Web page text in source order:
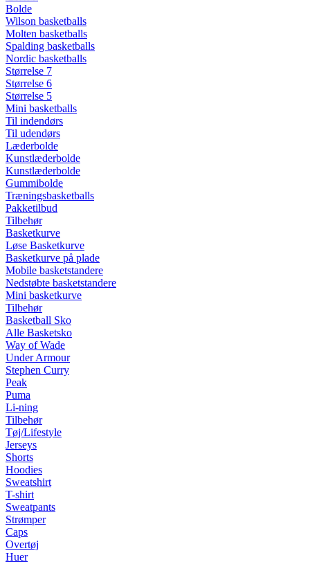
Bolde
Wilson basketballs
Molten basketballs
Spalding basketballs
Nordic basketballs
Størrelse 7
Størrelse 6
Størrelse 5
Mini basketballs
Til indendørs
Til udendørs
Læderbolde
Kunstlæderbolde
Kunstlæderbolde
Gummibolde
Træningsbasketballs
Pakketilbud
Tilbehør
Basketkurve
Løse Basketkurve
Basketkurve på plade
Mobile basketstandere
Nedstøbte basketstandere
Mini basketkurve
Tilbehør
Basketball Sko
Alle Basketsko
Way of Wade
Under Armour
Stephen Curry
Peak
Puma
Li-ning
Tilbehør
Tøj/Lifestyle
Jerseys
Shorts
Hoodies
Sweatshirt
T-shirt
Sweatpants
Strømper
Caps
Overtøj
Huer